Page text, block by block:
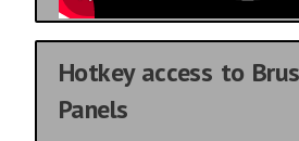
Hotkey access to
Panels